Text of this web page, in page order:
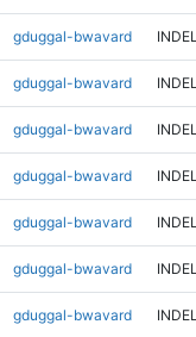
gduggal-bwavard INDEL
gduggal-bwavard INDEL
gduggal-bwavard INDEL
gduggal-bwavard INDEL
gduggal-bwavard INDEL
gduggal-bwavard INDEL
gduggal-bwavard INDEL